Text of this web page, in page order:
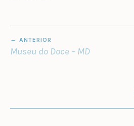
DE
ANTERIOR
Museu do Doce – MD